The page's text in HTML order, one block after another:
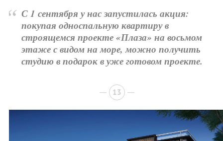
“ С 1 сентября у нас запустилась акция:
покупая односпальную квартиру в
строящемся проекте «Плаза» на восьмом
этаже с видом на море, можно получить
студию в подарок в уже готовом проекте.
13